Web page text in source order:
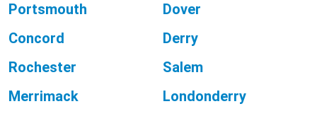
Portsmouth
Dover
Concord
Derry
Rochester
Salem
Merrimack
Londonderry